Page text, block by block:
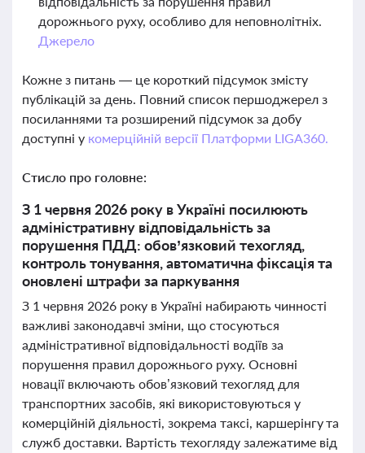
дорожнього руху, особливо для неповнолітніх.
Джерело
Кожне з питань — це короткий підсумок змісту
публікацій за день. Повний список першоджерел з
посиланнями та розширений підсумок за добу
доступні у комерційній версії Платформи LIGA360.
Стисло про головне:
З 1 червня 2026 року в Україні посилюють
адміністративну відповідальність за
порушення ПДД: обов’язковий техогляд,
контроль тонування, автоматична фіксація та
оновлені штрафи за паркування
З 1 червня 2026 року в Україні набирають чинності
важливі законодавчі зміни, що стосуються
адміністративної відповідальності водіїв за
порушення правил дорожнього руху. Основні
новації включають обов’язковий техогляд для
транспортних засобів, які використовуються у
комерційній діяльності, зокрема таксі, каршерінгу та
служб доставки. Вартість техогляду залежатиме від